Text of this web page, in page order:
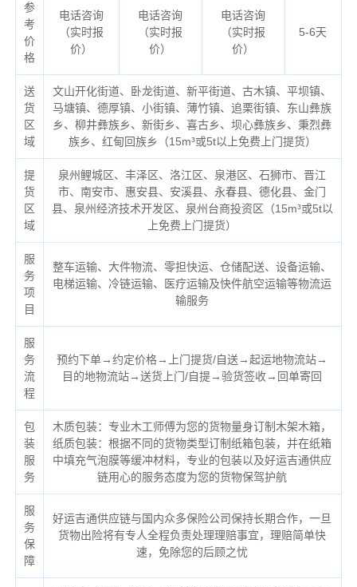
参
考
价
格
电话咨询
（实时报
价）
电话咨询
（实时报
价）
电话咨询
（实时报
价）
5-6天
送
货
区
域
文山开化街道、卧龙街道、新平街道、古木镇、平坝镇、
马塘镇、德厚镇、小街镇、薄竹镇、追栗街镇、东山彝族
乡、柳井彝族乡、新街乡、喜古乡、坝心彝族乡、秉烈彝
族乡、红甸回族乡（15m³或5t以上免费上门提货）
提
货
区
域
泉州鲤城区、丰泽区、洛江区、泉港区、石狮市、晋江
市、南安市、惠安县、安溪县、永春县、德化县、金门
县、泉州经济技术开发区、泉州台商投资区（15m³或5t以
上免费上门提货）
服
务
项
目
整车运输、大件物流、零担快运、仓储配送、设备运输、
电梯运输、冷链运输、医疗运输及快件航空运输等物流运
输服务
服
务
流
程
预约下单→约定价格→上门提货/自送→起运地物流站→
目的地物流站→送货上门/自提→验货签收→回单寄回
包
装
服
务
木质包装：专业木工师傅为您的货物量身订制木架木箱，
纸质包装：根据不同的货物类型订制纸箱包装，并在纸箱
中填充气泡膜等缓冲材料，专业的包装以及好运吉通供应
链用心的服务态度为您的货物保驾护航
服
务
保
障
好运吉通供应链与国内众多保险公司保持长期合作，一旦
货物出险将有专人全程负责处理理赔事宜，理赔简单快
速，免除您的后顾之忧